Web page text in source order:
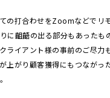
の打合わせをZoomなどでリ
に齟齬の出る部分もあったも
ライアント様の事前のご尽力
上がり顧客獲得にもつながっ